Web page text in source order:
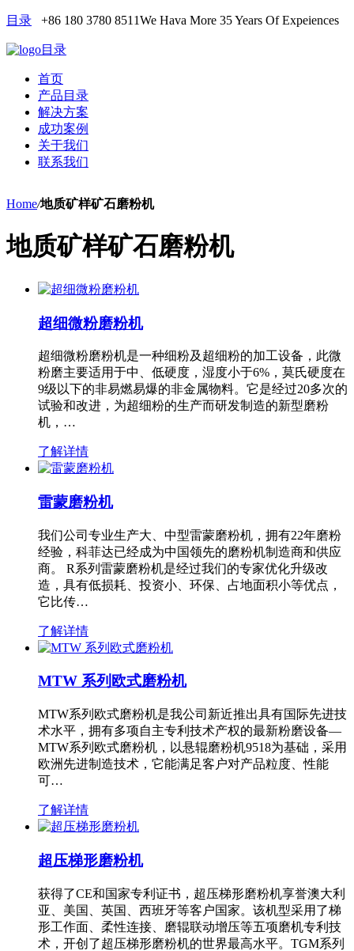
目录 +86 180 3780 8511We Hava More 35 Years Of Expeiences
目录
首页
产品目录
解决方案
成功案例
关于我们
联系我们
Home/地质矿样矿石磨粉机
地质矿样矿石磨粉机
超细微粉磨粉机
超细微粉磨粉机是一种细粉及超细粉的加工设备，此微
粉磨主要适用于中、低硬度，湿度小于6%，莫氏硬度在
9级以下的非易燃易爆的非金属物料。它是经过20多次的
试验和改进，为超细粉的生产而研发制造的新型磨粉
机，…
了解详情
雷蒙磨粉机
我们公司专业生产大、中型雷蒙磨粉机，拥有22年磨粉
经验，科菲达已经成为中国领先的磨粉机制造商和供应
商。 R系列雷蒙磨粉机是经过我们的专家优化升级改
造，具有低损耗、投资小、环保、占地面积小等优点，
它比传…
了解详情
MTW 系列欧式磨粉机
MTW系列欧式磨粉机是我公司新近推出具有国际先进技
术水平，拥有多项自主专利技术产权的最新粉磨设备—
MTW系列欧式磨粉机，以悬辊磨粉机9518为基础，采用
欧洲先进制造技术，它能满足客户对产品粒度、性能
可…
了解详情
超压梯形磨粉机
获得了CE和国家专利证书，超压梯形磨粉机享誉澳大利
亚、美国、英国、西班牙等客户国家。该机型采用了梯
形工作面、柔性连接、磨辊联动增压等五项磨机专利技
术，开创了超压梯形磨粉机的世界最高水平。TGM系列